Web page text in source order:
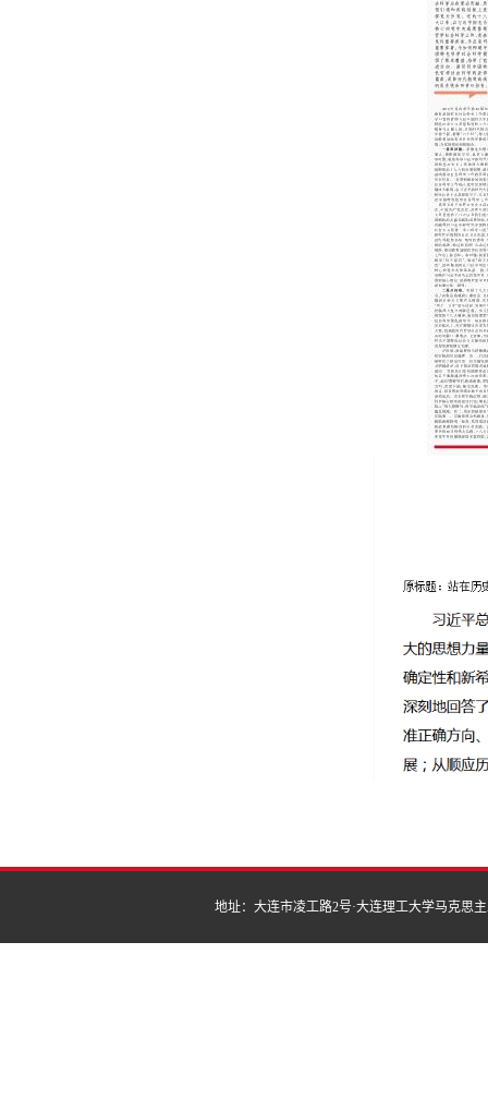
地址：大连市凌工路2号·大连理工大学马克思主